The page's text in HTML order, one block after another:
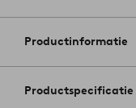
Productinformatie
Productspecificatie